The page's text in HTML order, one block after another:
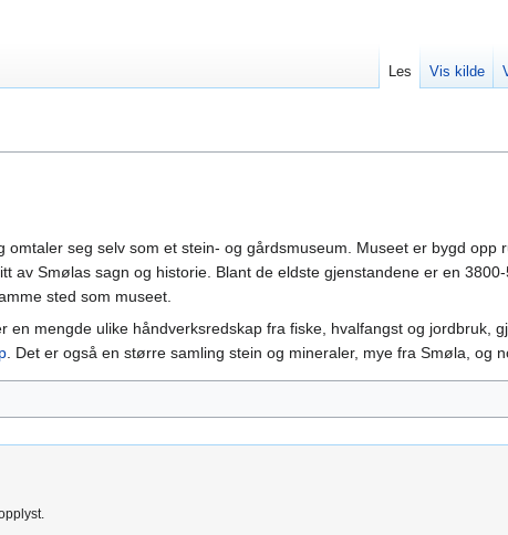
omtaler seg selv som et stein- og gårdsmuseum. Museet er bygd
av Smølas sagn og historie. Blant de eldste gjenstandene er en
sted som museet.
en mengde ulike håndverksredskap fra fiske, hvalfangst og jordbruk,
. Det er også en større samling stein og mineraler, mye fra Smøla, og
Les Vis kilde